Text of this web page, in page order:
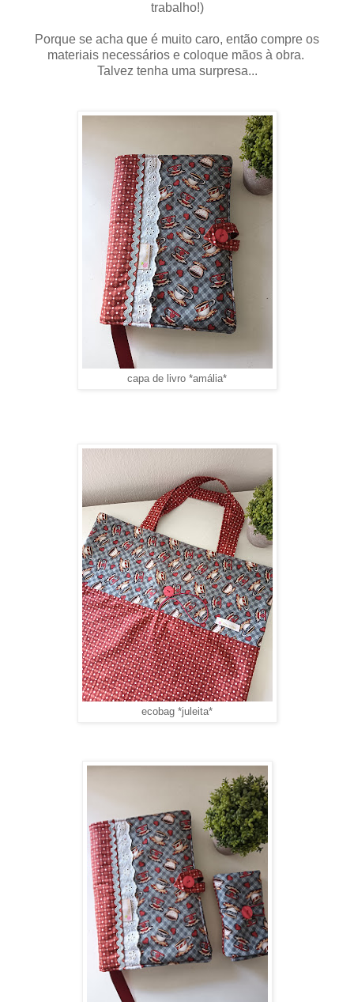
trabalho!)
Porque se acha que é muito caro, então compre os
materiais necessários e coloque mãos à obra.
Talvez tenha uma surpresa...
capa de livro *amália*
ecobag *juleita*